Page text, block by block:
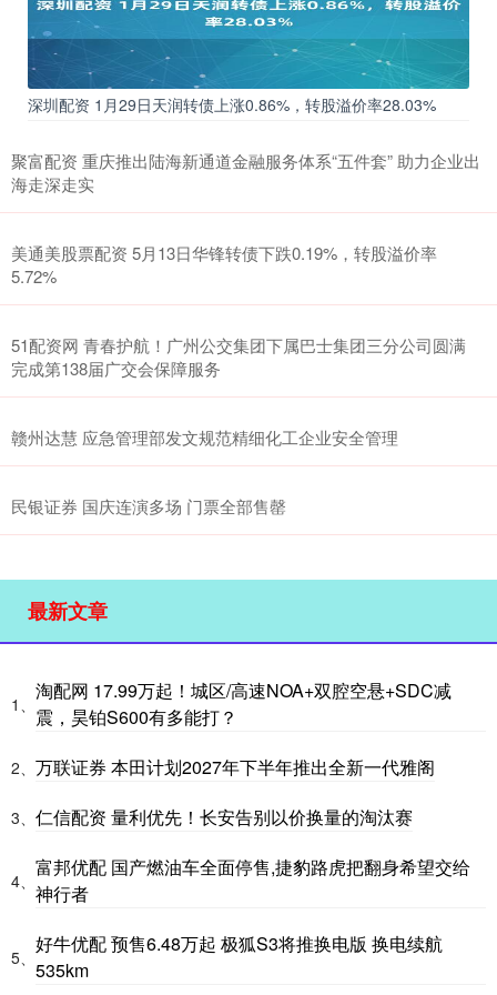
深圳配资 1月29日天润转债上涨0.86%，转股溢价率28.03%
聚富配资 重庆推出陆海新通道金融服务体系“五件套” 助力企业出
海走深走实
美通美股票配资 5月13日华锋转债下跌0.19%，转股溢价率
5.72%
51配资网 青春护航！广州公交集团下属巴士集团三分公司圆满
完成第138届广交会保障服务
赣州达慧 应急管理部发文规范精细化工企业安全管理
民银证券 国庆连演多场 门票全部售罄
最新文章
1、
淘配网 17.99万起！城区/高速NOA+双腔空悬+SDC减
震，昊铂S600有多能打？
2、 万联证券 本田计划2027年下半年推出全新一代雅阁
3、 仁信配资 量利优先！长安告别以价换量的淘汰赛
4、
富邦优配 国产燃油车全面停售,捷豹路虎把翻身希望交给
神行者
5、
好牛优配 预售6.48万起 极狐S3将推换电版 换电续航
535km